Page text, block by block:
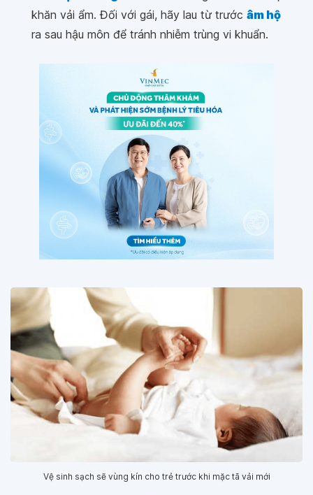
khăn vải ẩm. Đối với gái, hãy lau từ trước âm hộ
ra sau hậu môn để tránh nhiễm trùng vi khuẩn.
Vệ sinh sạch sẽ vùng kín cho trẻ trước khi mặc tã vải mới